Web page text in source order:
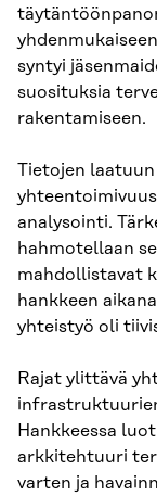
syntyi
suosituksia
rakentamiseen.
Tietojen
analysointi.
hahmotellaan
mahdollistavat
hankkeen
yhteistyö oli
Rajat ylittävä
Hankkeessa
arkkitehtuuri
varten ja